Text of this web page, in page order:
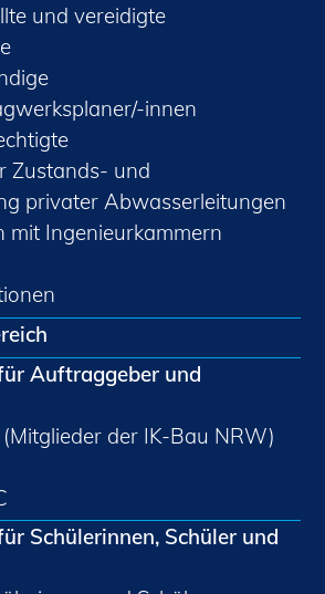
und vereidigte
innen
Zustands- und
privater Abwasserleitungen
mit Ingenieurkammern
Auftraggeber und
der IK-Bau NRW)
Schülerinnen, Schüler und